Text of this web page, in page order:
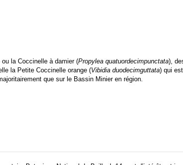
ou la Coccinelle à damier (Propylea quatuordecimpunctata),
la Petite Coccinelle orange (Vibidia duodecimguttata) qui
que sur le Bassin Minier en région.